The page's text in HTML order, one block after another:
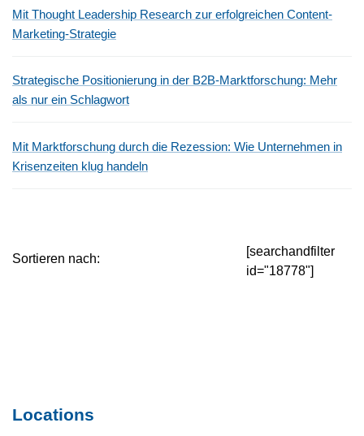
Mit Thought Leadership Research zur erfolgreichen Content-
Marketing-Strategie
Strategische Positionierung in der B2B-Marktforschung: Mehr
als nur ein Schlagwort
Mit Marktforschung durch die Rezession: Wie Unternehmen in
Krisenzeiten klug handeln
Sortieren nach:
[searchandfilter
id="18778"]
Locations